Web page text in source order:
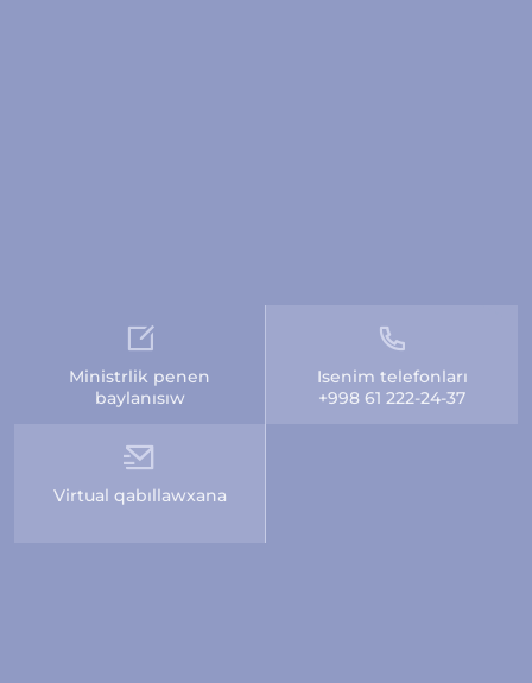
Ministrlik penen
baylanısıw
Isenim telefonları
+998 61 222-24-37
Virtual qabıllawxana